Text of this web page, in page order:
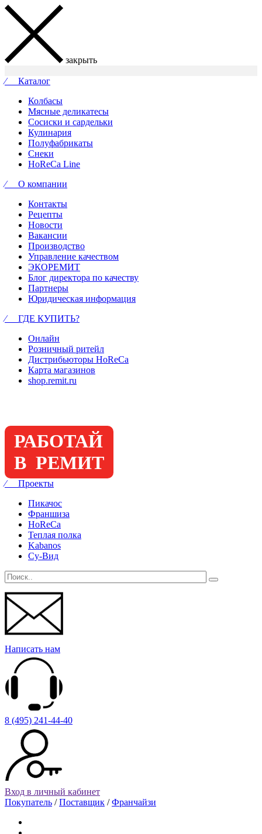
закрыть
⁄ Каталог
Колбасы
Мясные деликатесы
Сосиски и сардельки
Кулинария
Полуфабрикаты
Снеки
HoReCa Line
⁄ О компании
Контакты
Рецепты
Новости
Вакансии
Производство
Управление качеством
ЭКОРЕМИТ
Блог директора по качеству
Партнеры
Юридическая информация
⁄ ГДЕ КУПИТЬ?
Онлайн
Розничный ритейл
Дистрибьюторы HoReCa
Карта магазинов
shop.remit.ru
РАБОТАЙ
В РЕМИТ
⁄ Проекты
Пикачос
Франшиза
HoReCa
Теплая полка
Kabanos
Су-Вид
Написать нам
8 (495) 241-44-40
Вход в личный кабинет
Покупатель /Поставщик /Франчайзи